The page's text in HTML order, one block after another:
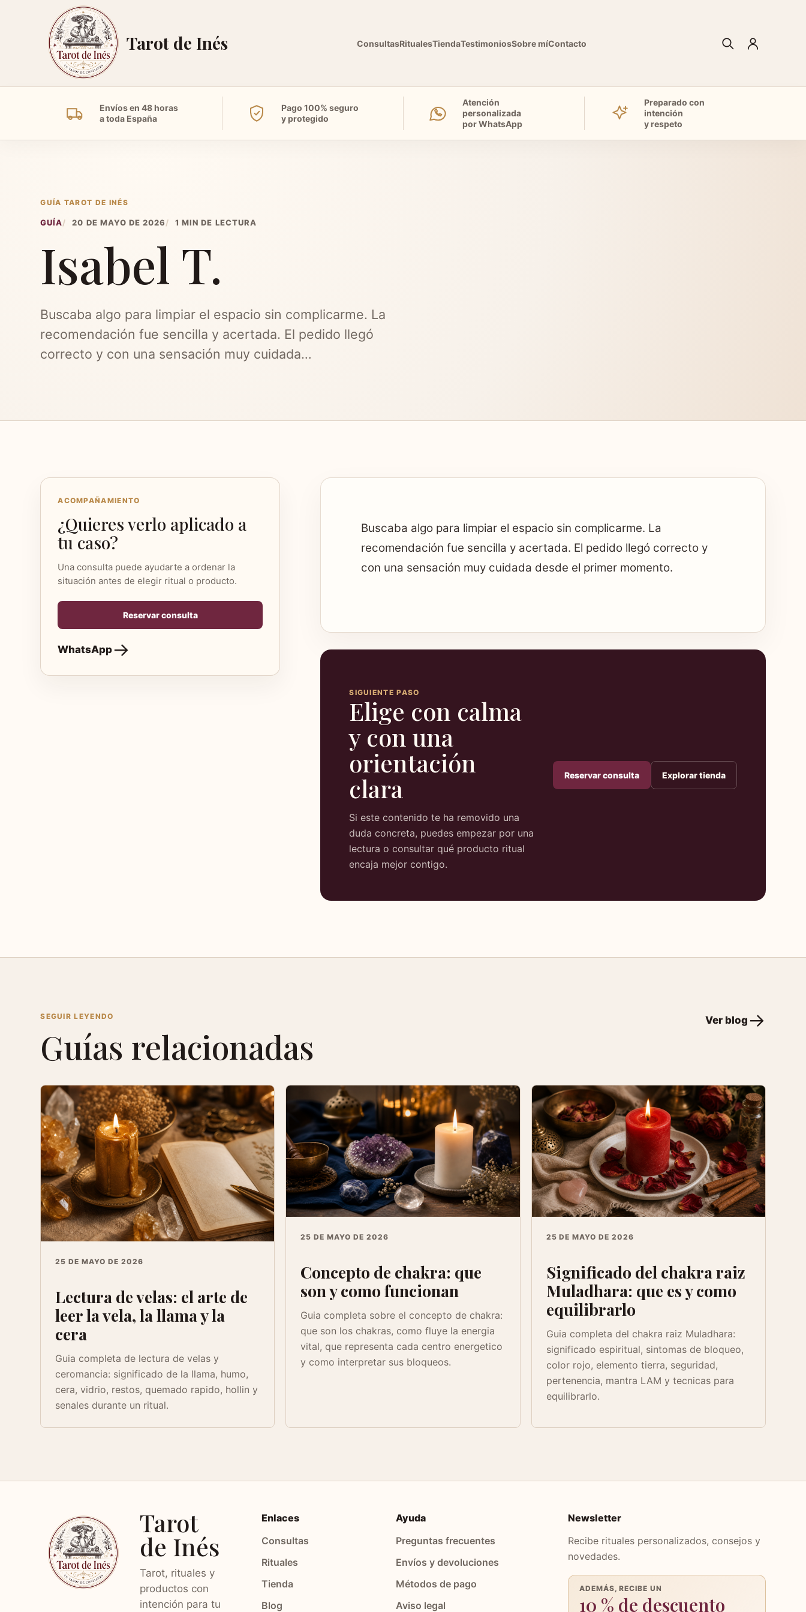
Tarot de Inés ConsultasRitualesTiendaTestimoniosSobre míContacto
Envíos en 48 horas
a toda España
Pago 100% seguro
y protegido
Atención
personalizada
por WhatsApp
Preparado con
intención
y respeto
GUÍA TAROT DE INÉS
GUÍA 20 DE MAYO DE 2026 1 MIN DE LECTURA
Isabel T.
Buscaba algo para limpiar el espacio sin complicarme. La
recomendación fue sencilla y acertada. El pedido llegó
correcto y con una sensación muy cuidada…
ACOMPAÑAMIENTO
¿Quieres verlo aplicado a
tu caso?
Una consulta puede ayudarte a ordenar la
situación antes de elegir ritual o producto.
Reservar consulta
WhatsApp
Buscaba algo para limpiar el espacio sin complicarme. La
recomendación fue sencilla y acertada. El pedido llegó correcto y
con una sensación muy cuidada desde el primer momento.
SIGUIENTE PASO
Elige con calma
y con una
orientación
clara
Si este contenido te ha removido una
duda concreta, puedes empezar por una
lectura o consultar qué producto ritual
encaja mejor contigo.
Reservar consulta Explorar tienda
SEGUIR LEYENDO
Guías relacionadas
Ver blog
25 DE MAYO DE 2026
Lectura de velas: el arte de
leer la vela, la llama y la
cera
Guia completa de lectura de velas y
ceromancia: significado de la llama, humo,
cera, vidrio, restos, quemado rapido, hollin y
senales durante un ritual.
25 DE MAYO DE 2026
Concepto de chakra: que
son y como funcionan
Guia completa sobre el concepto de chakra:
que son los chakras, como fluye la energia
vital, que representa cada centro energetico
y como interpretar sus bloqueos.
25 DE MAYO DE 2026
Significado del chakra raiz
Muladhara: que es y como
equilibrarlo
Guia completa del chakra raiz Muladhara:
significado espiritual, sintomas de bloqueo,
color rojo, elemento tierra, seguridad,
pertenencia, mantra LAM y tecnicas para
equilibrarlo.
Tarot
de Inés
Tarot, rituales y
productos con
intención para tu
Enlaces
Consultas
Rituales
Tienda
Blog
Ayuda
Preguntas frecuentes
Envíos y devoluciones
Métodos de pago
Aviso legal
Newsletter
Recibe rituales personalizados, consejos y
novedades.
ADEMÁS, RECIBE UN
10 % de descuento